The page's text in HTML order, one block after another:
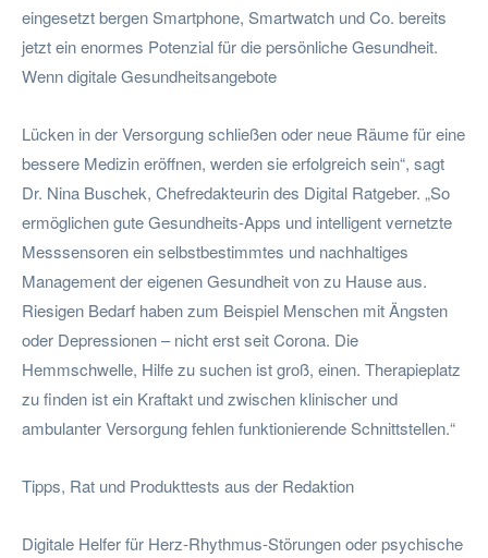
eingesetzt bergen Smartphone, Smartwatch und Co. bereits
jetzt ein enormes Potenzial für die persönliche Gesundheit.
Wenn digitale Gesundheitsangebote
Lücken in der Versorgung schließen oder neue Räume für eine
bessere Medizin eröffnen, werden sie erfolgreich sein“, sagt
Dr. Nina Buschek, Chefredakteurin des Digital Ratgeber. „So
ermöglichen gute Gesundheits-Apps und intelligent vernetzte
Messsensoren ein selbstbestimmtes und nachhaltiges
Management der eigenen Gesundheit von zu Hause aus.
Riesigen Bedarf haben zum Beispiel Menschen mit Ängsten
oder Depressionen – nicht erst seit Corona. Die
Hemmschwelle, Hilfe zu suchen ist groß, einen. Therapieplatz
zu finden ist ein Kraftakt und zwischen klinischer und
ambulanter Versorgung fehlen funktionierende Schnittstellen.“
Tipps, Rat und Produkttests aus der Redaktion
Digitale Helfer für Herz-Rhythmus-Störungen oder psychische